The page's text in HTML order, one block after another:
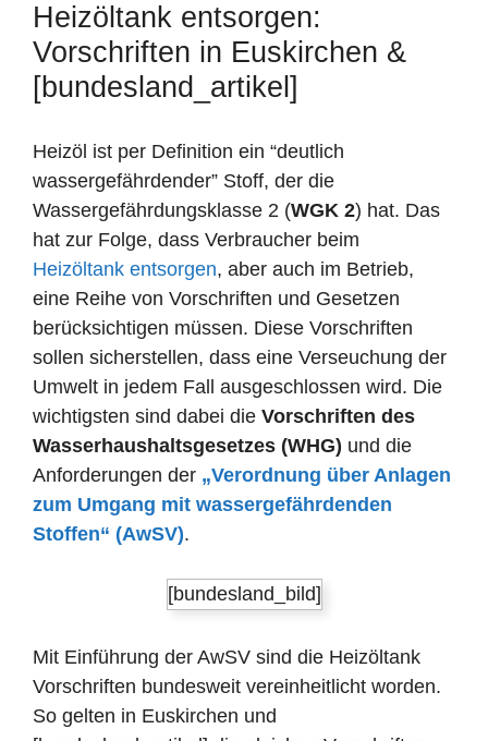
Heizöltank entsorgen:
Vorschriften in Euskirchen &
[bundesland_artikel]
Heizöl ist per Definition ein “deutlich
wassergefährdender” Stoff, der die
Wassergefährdungsklasse 2 (WGK 2) hat. Das
hat zur Folge, dass Verbraucher beim
Heizöltank entsorgen, aber auch im Betrieb,
eine Reihe von Vorschriften und Gesetzen
berücksichtigen müssen. Diese Vorschriften
sollen sicherstellen, dass eine Verseuchung der
Umwelt in jedem Fall ausgeschlossen wird. Die
wichtigsten sind dabei die Vorschriften des
Wasserhaushaltsgesetzes (WHG) und die
Anforderungen der „Verordnung über Anlagen
zum Umgang mit wassergefährdenden
Stoffen“ (AwSV).
[bundesland_bild]
Mit Einführung der AwSV sind die Heizöltank
Vorschriften bundesweit vereinheitlicht worden.
So gelten in Euskirchen und